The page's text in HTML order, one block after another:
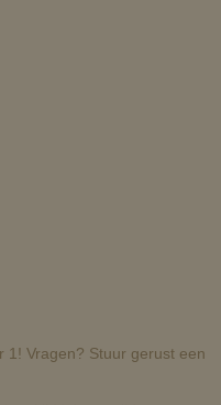
1! Vragen? Stuur gerust een